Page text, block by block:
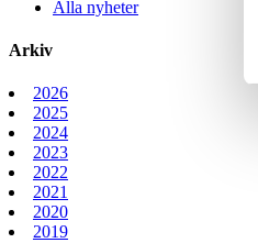
Alla nyheter
Arkiv
2026
2025
2024
2023
2022
2021
2020
2019